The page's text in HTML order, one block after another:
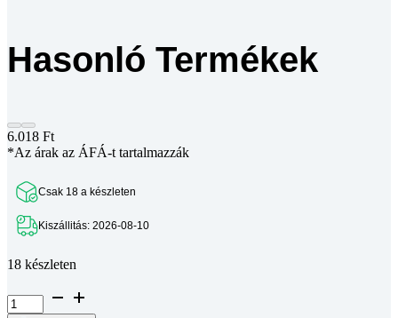
Hasonló Termékek
6.018 Ft
*Az árak az ÁFÁ-t tartalmazzák
Csak 18 a készleten
Kiszállitás: 2026-08-10
18 készleten
LMHP10LUU
peremes